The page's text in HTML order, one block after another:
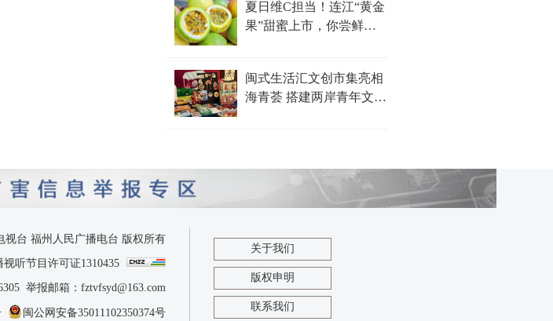
夏日维C担当！连江“黄金
果”甜蜜上市，你尝鲜了
闽式生活汇文创市集亮相
海青荟 搭建两岸青年文化
视台 福州人民广播电台 版权所有
听节目许可证1310435
举报邮箱：fztvfsyd@163.com
闽公网安备35011102350374号
关于我们
版权申明
联系我们